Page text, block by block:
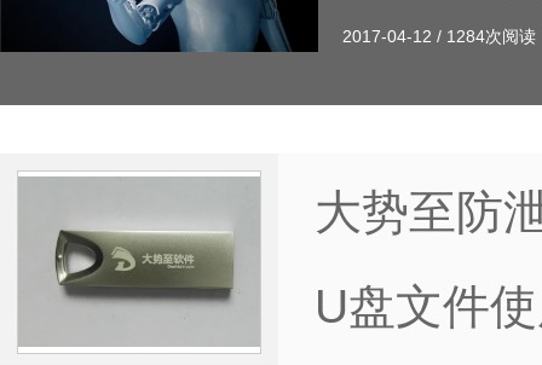
2017-04-12 / 1284次阅读
大势至防
U盘文件